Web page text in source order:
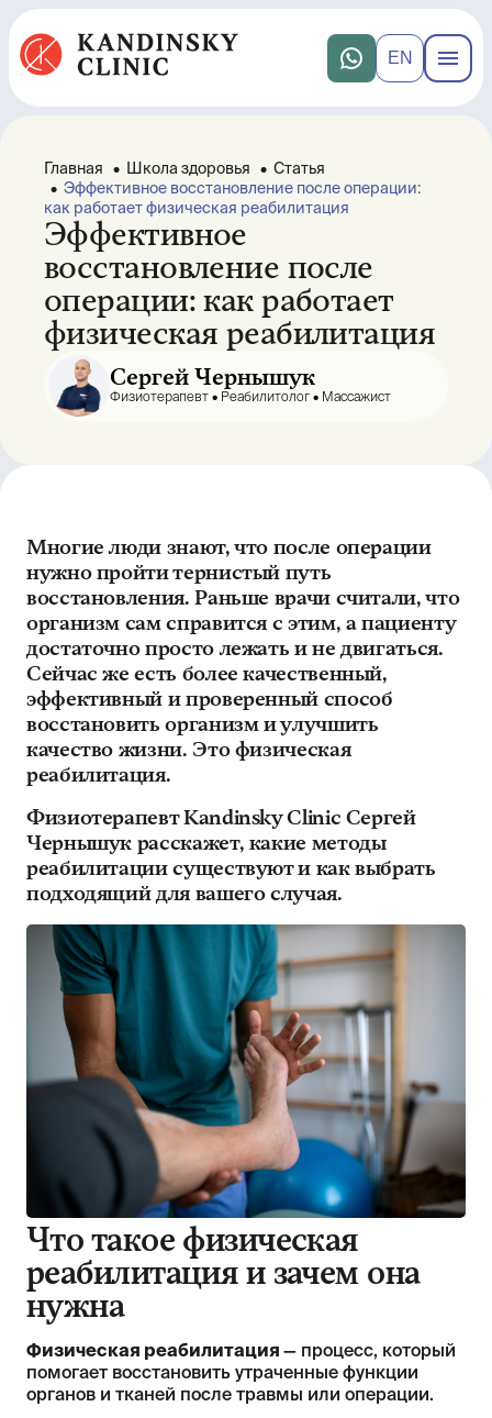
EN
Главная • Школа здоровья • Статья
• Эффективное восстановление после операции:
как работает физическая реабилитация
Эффективное
восстановление после
операции: как работает
физическая реабилитация
Сергей Чернышук
Физиотерапевт • Реабилитолог • Массажист
Многие люди знают, что после операции
нужно пройти тернистый путь
восстановления. Раньше врачи считали, что
организм сам справится с этим, а пациенту
достаточно просто лежать и не двигаться.
Сейчас же есть более качественный,
эффективный и проверенный способ
восстановить организм и улучшить
качество жизни. Это физическая
реабилитация.
Физиотерапевт Kandinsky Clinic Сергей
Чернышук расскажет, какие методы
реабилитации существуют и как выбрать
подходящий для вашего случая.
Что такое физическая
реабилитация и зачем она
нужна
Физическая реабилитация — процесс, который
помогает восстановить утраченные функции
органов и тканей после травмы или операции.